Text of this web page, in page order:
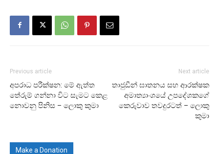
Previous article
අපරාධ පරීක්ෂන: මේ ඇත්ත
තේරුම් ගන්නා විට සැමට කෙළ
නොවනු පිනිස – ලොකු කුමා
Next article
තාජුඩීන් ඝාතනය සහ ආරක්ෂක
අමාත්‍යාංශයේ උපදේශකගේ
කෙරුවාව තවදුරටත් – ලොකු
කුමා
Make a Donation